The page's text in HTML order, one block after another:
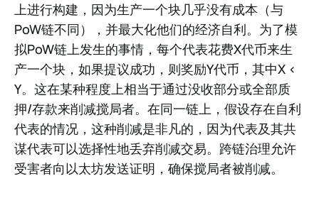
上进行构建，因为生产一个块几乎没有成本（与
PoW链不同），并最大化他们的经济自利。为了模
拟PoW链上发生的事情，每个代表花费X代币来生
产一个块，如果提议成功，则奖励Y代币，其中X <
Y。这在某种程度上相当于通过没收部分或全部质
押/存款来削减搅局者。在同一链上，假设存在自利
代表的情况，这种削减是非凡的，因为代表及其共
谋代表可以选择性地丢弃削减交易。跨链治理允许
受害者向以太坊发送证明，确保搅局者被削减。